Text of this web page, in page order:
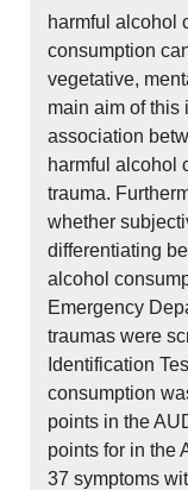
harmful alcohol
consumption
vegetative,
main aim of this
association
harmful alcohol
trauma.
whether
differentiating
alcohol
Emergency
traumas were
Identification
consumption
points in the
points for in the
37 symptoms